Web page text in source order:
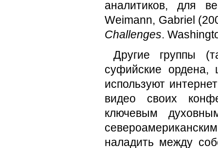
аналитиков, для
Weimann, Gabriel
Challenges.
Другие группы
суфийские ордена,
используют
видео своих
ключевым
наладить между